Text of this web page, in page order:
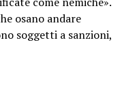
osano andare
soggetti a sanzioni,